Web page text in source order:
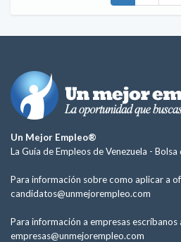
Un Mejor Empleo®
La Guía de Empleos de Venezuela - Bolsa
Para información sobre como aplicar a
candidatos@unmejorempleo.com
Para información a empresas escríbanos
empresas@unmejorempleo.com